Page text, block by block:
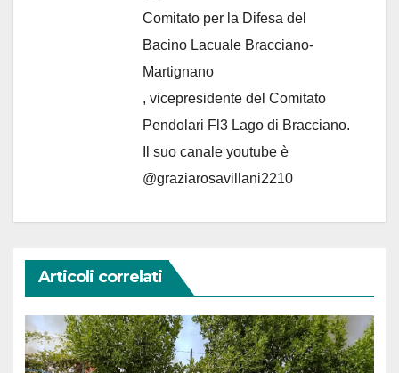
Comitato per la Difesa del
Bacino Lacuale Bracciano-
Martignano
, vicepresidente del Comitato
Pendolari Fl3 Lago di Bracciano.
Il suo canale youtube è
@graziarosavillani2210
Articoli correlati